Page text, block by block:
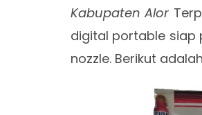
Kabupaten Alor
digital portable siap
nozzle. Berikut